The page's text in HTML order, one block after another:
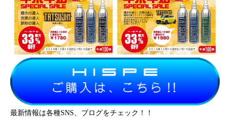
最新情報は各種SNS、ブログをチェック！！